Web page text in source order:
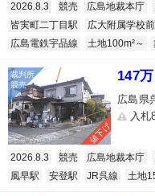
2026.8.3 競売 広島地裁本庁
皆実町二丁目駅
広大附属学校
広島電鉄宇品線
土地100m²～
値下げ
147
広島県
入札
2026.8.3 競売 広島地裁本庁
風早駅
安登駅 JR呉線 土地